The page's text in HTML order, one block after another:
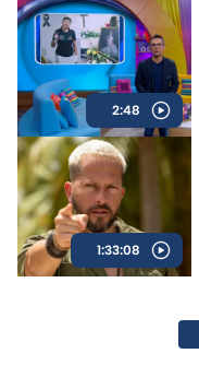
2:48
1:33:08